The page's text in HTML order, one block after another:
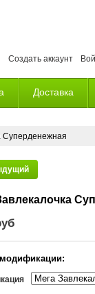
Создать аккаунт
Доставка
Суперденежная